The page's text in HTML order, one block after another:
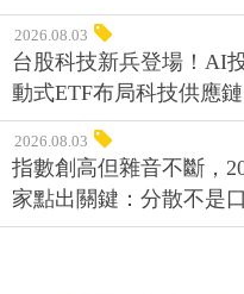
2026.08.03
台股科技新兵登場！AI
動式ETF布局科技供應
2026.08.03
指數創高但雜音不斷，
家點出關鍵：分散不是